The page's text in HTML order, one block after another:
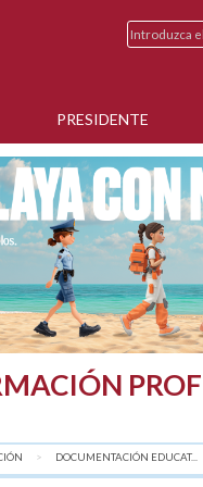
PRESIDENTE
DOCUMENTACIÓN EDUCAT...